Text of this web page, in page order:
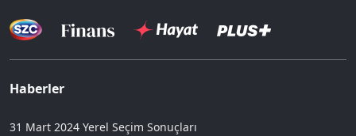
Haberler
31 Mart 2024 Yerel Seçim Sonuçları